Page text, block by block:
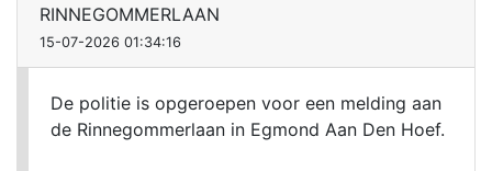
RINNEGOMMERLAAN
15-07-2026 01:34:16
De politie is opgeroepen voor een melding aan
de Rinnegommerlaan in Egmond Aan Den Hoef.